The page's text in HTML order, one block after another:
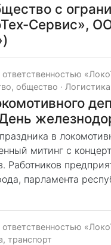
с
Сервис»,
общество ·
в
митинг с
Работников
парламента
транспорт